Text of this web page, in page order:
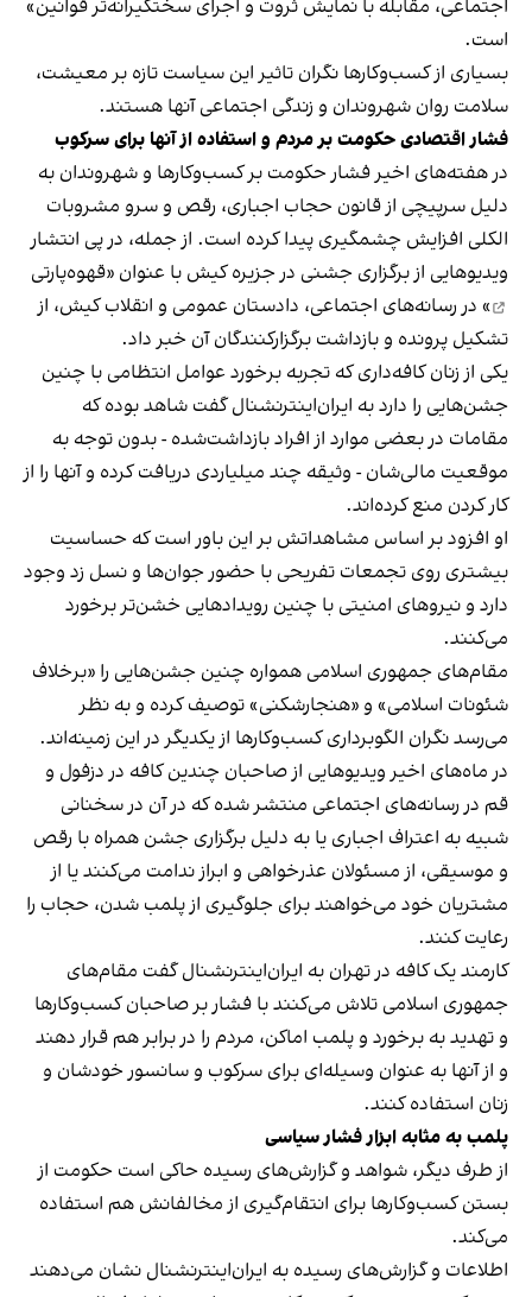
اجتماعی، مقابله با نمایش ثروت و اجرای سختگیرانه‌تر قوانین»
است.
بسیاری از کسب‌وکارها نگران تاثیر این سیاست‌ تازه بر معیشت،
سلامت روان شهروندان و زندگی اجتماعی آنها هستند.
فشار اقتصادی حکومت بر مردم و استفاده از آنها برای سرکوب
در هفته‌های اخیر فشار حکومت بر کسب‌وکارها و شهروندان به
دلیل سرپیچی از قانون حجاب اجباری، رقص و سرو مشروبات
الکلی افزایش چشمگیری پیدا کرده است. از جمله، در پی انتشار
ویدیوهایی از برگزاری جشنی در جزیره کیش با عنوان «قهوه‌پارتی
» در رسانه‌های اجتماعی، دادستان عمومی و انقلاب کیش، از
تشکیل پرونده و بازداشت برگزارکنندگان آن خبر داد.
یکی از زنان کافه‌داری که تجربه برخورد عوامل انتظامی با چنین
جشن‌هایی را دارد به ایران‌اینترنشنال گفت شاهد بوده که
مقامات در بعضی موارد از افراد بازداشت‌‌شده - بدون توجه به
موقعیت مالی‌شان - وثیقه چند میلیاردی دریافت کرده و آنها را از
کار کردن منع کرده‌اند.
او افزود بر اساس مشاهداتش بر این باور است که حساسیت
بیشتری روی تجمعات تفریحی با حضور جوان‌ها و نسل زد وجود
دارد و نیروهای امنیتی با چنین رویدادهایی خشن‌تر برخورد
می‌کنند.
مقام‌های جمهوری اسلامی همواره چنین جشن‌هایی را «برخلاف
شئونات اسلامی» و «هنجارشکنی» توصیف کرده و به نظر
می‌رسد نگران الگوبرداری کسب‌وکارها از یکدیگر در این زمینه‌اند.
در ماه‌های اخیر ویدیوهایی از صاحبان چندین کافه در دزفول و
قم در رسانه‌های اجتماعی منتشر شده که در آن در سخنانی
شبیه به اعتراف اجباری یا به دلیل برگزاری جشن همراه با رقص
و موسیقی، از مسئولان عذرخواهی و ابراز ندامت می‌کنند یا از
مشتریان خود می‌خواهند برای جلوگیری از پلمب شدن، حجاب را
رعایت کنند.
کارمند یک کافه در تهران به ایران‌اینترنشنال گفت مقام‌های
جمهوری اسلامی تلاش می‌کنند با فشار بر صاحبان کسب‌وکارها
و تهدید به برخورد و پلمب اماکن، مردم را در برابر هم قرار دهند
و از آنها به عنوان وسیله‌ای برای سرکوب و سانسور خودشان و
زنان استفاده کنند.
پلمب به مثابه ابزار فشار سیاسی
از طرف دیگر، شواهد و گزارش‌های رسیده حاکی است حکومت از
بستن کسب‌وکارها برای انتقام‌گیری از مخالفانش هم استفاده
می‌کند.
اطلاعات و گزارش‌های رسیده به ایران‌اینترنشنال نشان می‌دهند